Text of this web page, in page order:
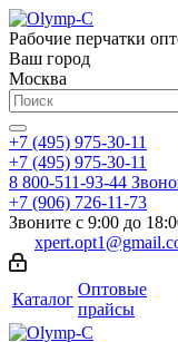
Рабочие перчатки
Ваш город
Москва
+7 (495) 975-30-11
+7 (495) 975-30-11
8 800-511-93-44
+7 (906) 726-11-73
Звоните с 9:00 до
Каталог
Оптовые
прайсы